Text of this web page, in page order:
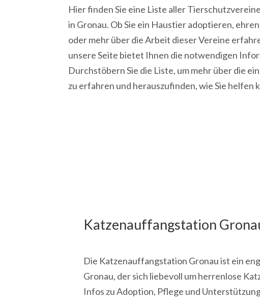
Hier finden Sie eine Liste aller
in Gronau. Ob Sie ein Haustier adoptieren,
oder mehr über die Arbeit dieser Vereine
unsere Seite bietet Ihnen die notwendigen
Durchstöbern Sie die Liste, um mehr über die
zu erfahren und herauszufinden, wie Sie helfen
Katzenauffangstation
Die Katzenauffangstation Gronau ist ein
Gronau, der sich liebevoll um herrenlose
Infos zu Adoption, Pflege und